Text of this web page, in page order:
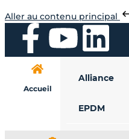
Aller au contenu principal
au
contenuF
a
c
Y
o
u
L
i
n
Accueil
Alliance
EPDM